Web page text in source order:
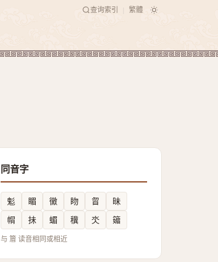
查询索引 繁體
同音字
鬽 睸 黴 䀛 䀜
昧
㡌
抺 蝞 䆊 氼 䉋
与 篃 读音相同或相近